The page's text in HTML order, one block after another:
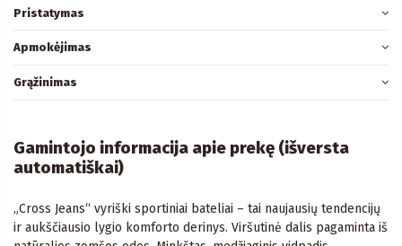
Pristatymas
Apmokėjimas
Grąžinimas
Gamintojo informacija apie prekę (išversta
automatiškai)
„Cross Jeans“ vyriški sportiniai bateliai – tai naujausių tendencijų
ir aukščiausio lygio komforto derinys. Viršutinė dalis pagaminta iš